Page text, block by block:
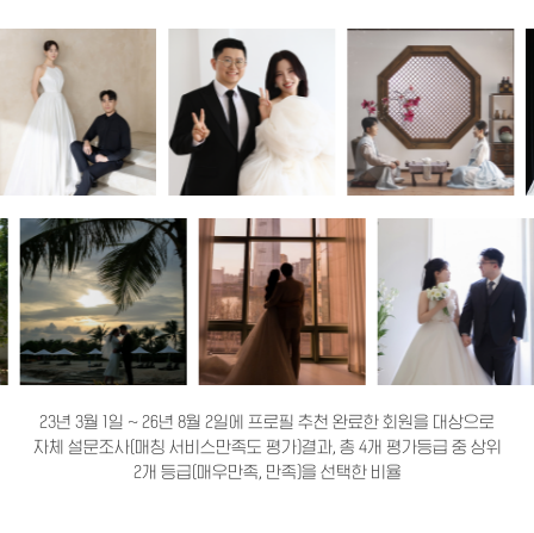
23년 3월 1일 ~ 26년 8월 2일에 프로필 추천 완료한 회원을 대상으로
자체 설문조사(매칭 서비스만족도 평가)결과, 총 4개 평가등급 중 상위
2개 등급(매우만족, 만족)을 선택한 비율